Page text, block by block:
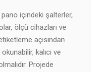
içindeki şalterler,
ölçü cihazları ve
açısından
kalıcı ve
Projede